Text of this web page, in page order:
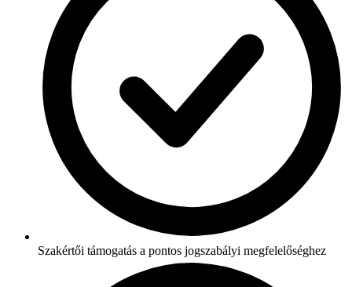
Szakértői támogatás a pontos jogszabályi megfelelőséghez